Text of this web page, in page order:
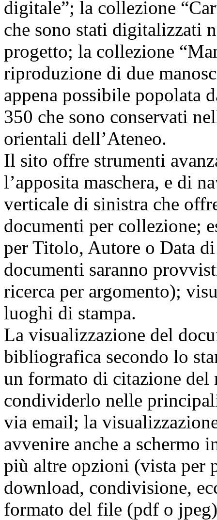
digitale”; la collezione
che sono stati digitalizzati
progetto; la collezione
riproduzione di due
appena possibile popolata
350 che sono conservati
orientali dell’Ateneo.
Il sito offre strumenti
l’apposita maschera, e di
verticale di sinistra che
documenti per collezione;
per Titolo, Autore o Data
documenti saranno
ricerca per argomento);
luoghi di stampa.
La visualizzazione del
bibliografica secondo lo
un formato di citazione
condividerlo nelle
via email; la
avvenire anche a
più altre opzioni (vista per
download, condivisione,
formato del file (pdf o